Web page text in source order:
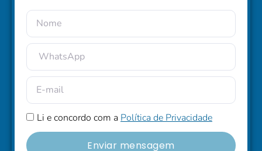
Li e concordo com a Política de Privacidade
Enviar mensagem